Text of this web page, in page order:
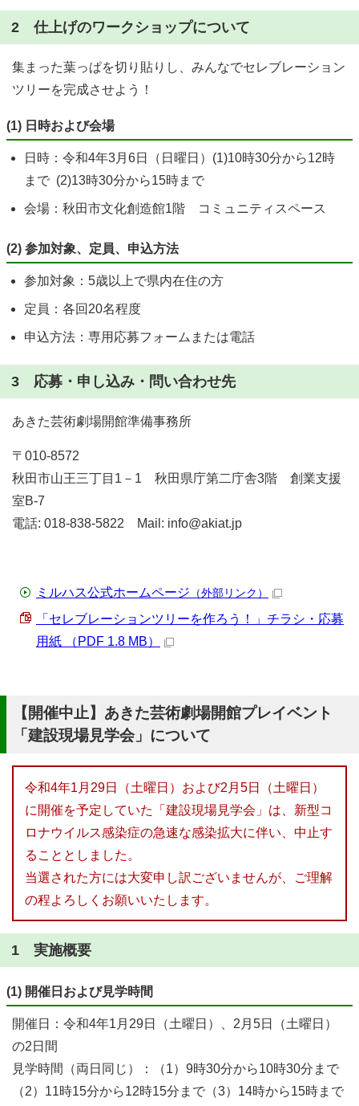
2 仕上げのワークショップについて
集まった葉っぱを切り貼りし、みんなでセレブレーション
ツリーを完成させよう！
(1) 日時および会場
日時：令和4年3月6日（日曜日）(1)10時30分から12時
まで (2)13時30分から15時まで
会場：秋田市文化創造館1階 コミュニティスペース
(2) 参加対象、定員、申込方法
参加対象：5歳以上で県内在住の方
定員：各回20名程度
申込方法：専用応募フォームまたは電話
3 応募・申し込み・問い合わせ先
あきた芸術劇場開館準備事務所
〒010-8572
秋田市山王三丁目1－1 秋田県庁第二庁舎3階 創業支援
室B-7
電話: 018-838-5822 Mail: info@akiat.jp
ミルハス公式ホームページ （外部リンク）
「セレブレーションツリーを作ろう！」チラシ・応募
用紙 （PDF 1.8 MB）
【開催中止】あきた芸術劇場開館プレイベント
「建設現場見学会」について
令和4年1月29日（土曜日）および2月5日（土曜日）
に開催を予定していた「建設現場見学会」は、新型コ
ロナウイルス感染症の急速な感染拡大に伴い、中止す
ることとしました。
当選された方には大変申し訳ございませんが、ご理解
の程よろしくお願いいたします。
1 実施概要
(1) 開催日および見学時間
開催日：令和4年1月29日（土曜日）、2月5日（土曜日）
の2日間
見学時間（両日同じ）：（1）9時30分から10時30分まで
（2）11時15分から12時15分まで（3）14時から15時まで